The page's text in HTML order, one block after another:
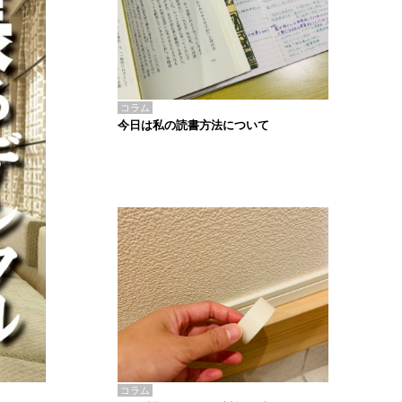
コラム
今日は私の読書方法について
コラム